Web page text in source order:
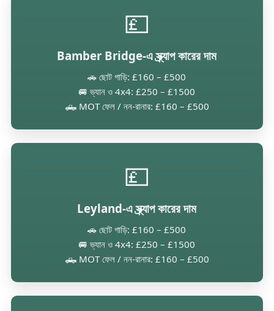
💷
Bamber Bridge-এ স্ক্র্যাপ কারের দাম
🚗 ছোট গাড়ি: £160 – £500
🚐 ভ্যান ও 4x4: £250 – £1500
🛻 MOT ফেল / নন-রানার: £160 – £500
💷
Leyland-এ স্ক্র্যাপ কারের দাম
🚗 ছোট গাড়ি: £160 – £500
🚐 ভ্যান ও 4x4: £250 – £1500
🛻 MOT ফেল / নন-রানার: £160 – £500